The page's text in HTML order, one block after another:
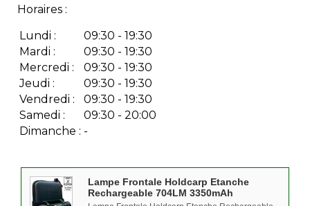
Horaires :
Lundi :
09:30 - 19:30
Mardi :
09:30 - 19:30
Mercredi :
09:30 - 19:30
Jeudi :
09:30 - 19:30
Vendredi :
09:30 - 19:30
Samedi :
09:30 - 20:00
Dimanche : -
Lampe Frontale Holdcarp Etanche
Rechargeable 704LM 3350mAh